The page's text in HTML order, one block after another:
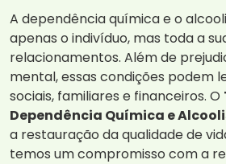
A dependência química e o
apenas o indivíduo, mas toda a
relacionamentos. Além de
mental, essas condições podem
sociais, familiares e financeiros. O
Dependência Química e
a restauração da qualidade de
temos um compromisso com a